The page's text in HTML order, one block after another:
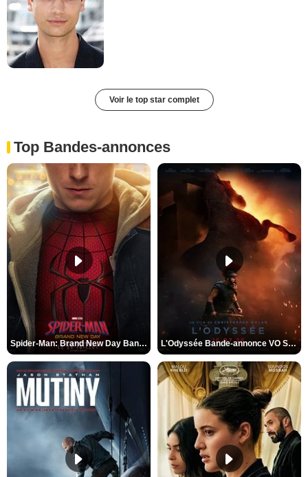
Voir le top star complet
Top Bandes-annonces
Spider-Man: Brand New Day Bande-annonce VO STFR L'Odyssée Bande-annonce VO STFR